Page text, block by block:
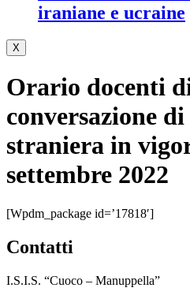
iraniane e ucraine
X
Orario docenti di
conversazione
straniera in
settembre 2022
[wpdm_package id=’17818′]
contatti
I.S.I.S. “Cuoco – Manuppella”